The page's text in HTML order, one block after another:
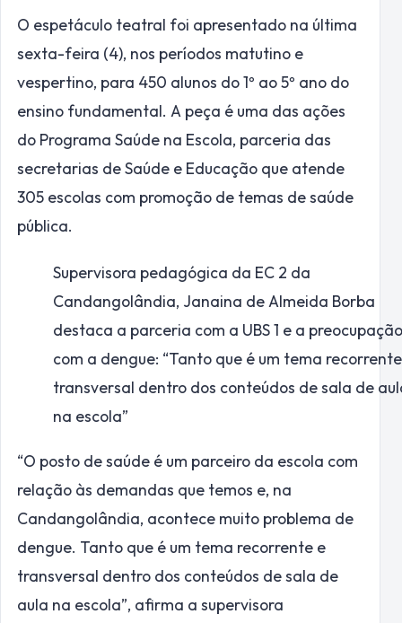
O espetáculo teatral foi apresentado na última
sexta-feira (4), nos períodos matutino e
vespertino, para 450 alunos do 1º ao 5º ano do
ensino fundamental. A peça é uma das ações
do Programa Saúde na Escola, parceria das
secretarias de Saúde e Educação que atende
305 escolas com promoção de temas de saúde
pública.
Supervisora pedagógica da EC 2 da
Candangolândia, Janaina de Almeida Borba
destaca a parceria com a UBS 1 e a preocupação
com a dengue: “Tanto que é um tema
transversal dentro dos conteúdos de sala de
na escola”
“O posto de saúde é um parceiro da escola com
relação às demandas que temos e, na
Candangolândia, acontece muito problema de
dengue. Tanto que é um tema recorrente e
transversal dentro dos conteúdos de sala de
aula na escola”, afirma a supervisora